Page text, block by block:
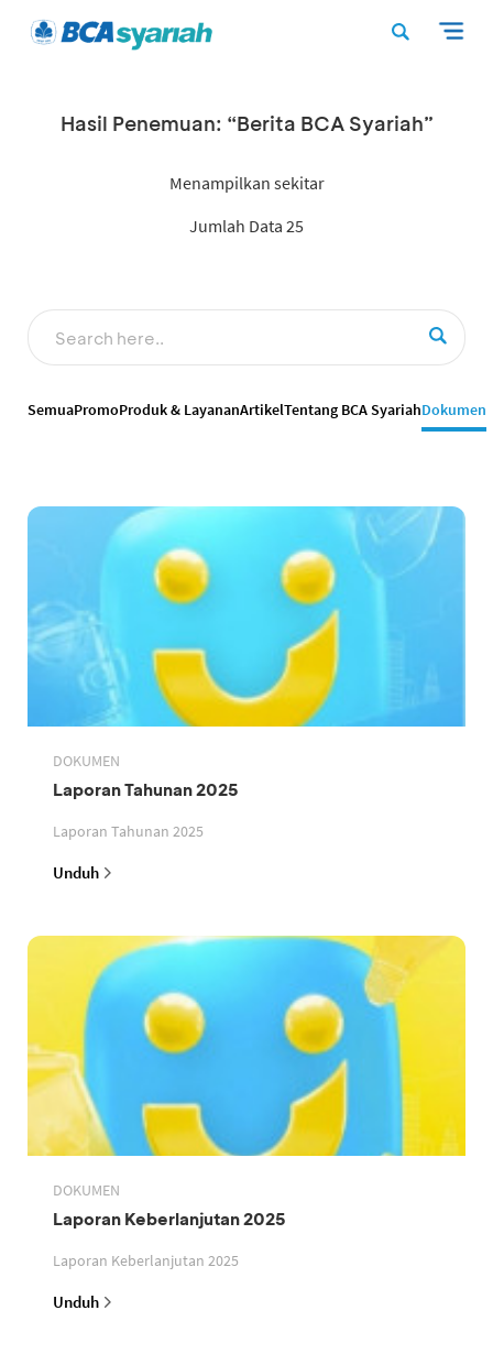
Hasil Penemuan: “Berita BCA Syariah”
Menampilkan sekitar
Jumlah Data 25
SemuaPromoProduk & LayananArtikelTentang BCA SyariahDokumen
DOKUMEN
Laporan Tahunan 2025
Laporan Tahunan 2025
Unduh
DOKUMEN
Laporan Keberlanjutan 2025
Laporan Keberlanjutan 2025
Unduh